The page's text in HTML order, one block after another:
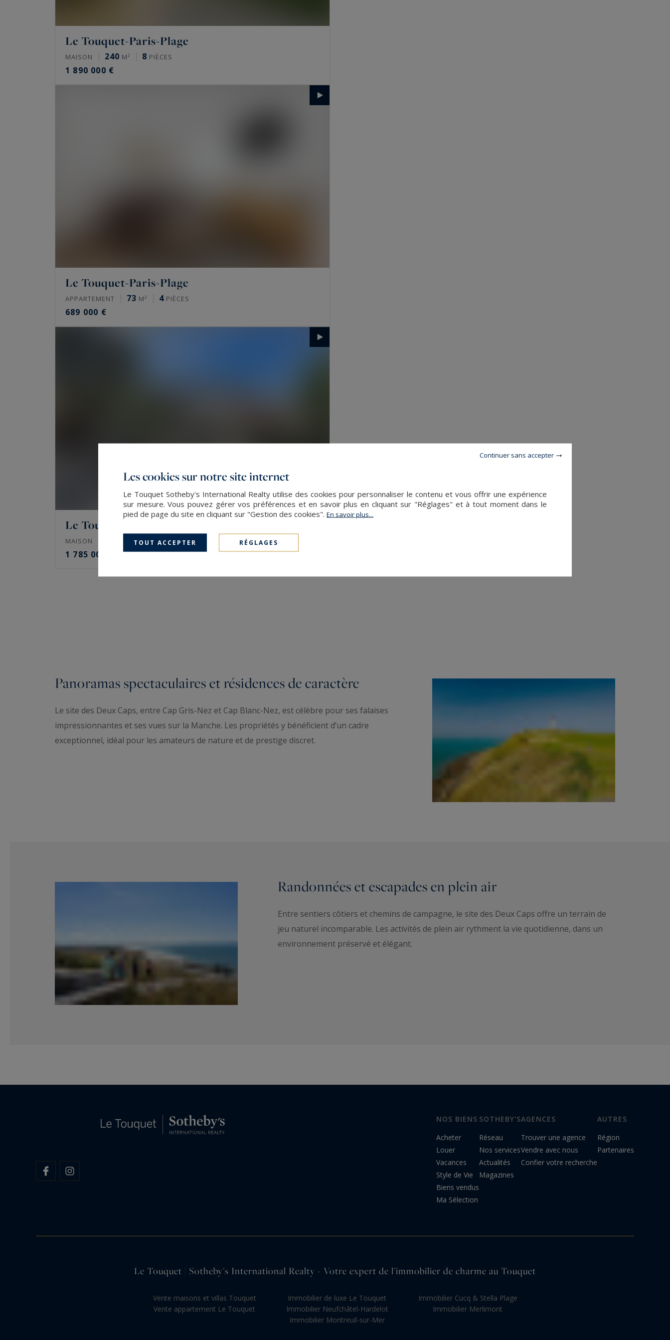
Le Touquet-Paris-Plage
MAISON 240 M² 8 PIÈCES
1 890 000 €
Le Touquet-Paris-Plage
APPARTEMENT 73 M² 4 PIÈCES
689 000 €
Le Touquet-Paris-Plage
MAISON 6PIÈCES
1 785 000 €
Panoramas spectaculaires et résidences de caractère
Le site des Deux Caps, entre Cap Gris-Nez et Cap Blanc-Nez, est célèbre pour ses falaises
impressionnantes et ses vues sur la Manche. Les propriétés y bénéficient d’un cadre
exceptionnel, idéal pour les amateurs de nature et de prestige discret.
Randonnées et escapades en plein air
Entre sentiers côtiers et chemins de campagne, le site des Deux Caps offre un terrain de
jeu naturel incomparable. Les activités de plein air rythment la vie quotidienne, dans un
environnement préservé et élégant.
NOS BIENS
Acheter
Louer
Vacances
Style de Vie
Biens vendus
Ma Sélection
SOTHEBY'S
Réseau
Nos services
Actualités
Magazines
AGENCES
Trouver une agence
Vendre avec nous
Confier votre recherche
AUTRES
Région
Partenaires
Le Touquet | Sotheby's International Realty - Votre expert de l'immobilier de charme au Touquet
Vente maisons et villas Touquet
Vente appartement Le Touquet
Immobilier de luxe Le Touquet
Immobilier Neufchâtel-Hardelot
Immobilier Montreuil-sur-Mer
Immobilier Cucq & Stella Plage
Immobilier Merlimont
Les cookies sur notre site internet
Le Touquet Sotheby's International Realty utilise des cookies pour personnaliser le contenu et vous offrir une expérience
sur mesure. Vous pouvez gérer vos préférences et en savoir plus en cliquant sur "Réglages" et à tout moment dans le
pied de page du site en cliquant sur "Gestion des cookies". En savoir plus...
TOUT ACCEPTER RÉGLAGES
Continuer sans accepter